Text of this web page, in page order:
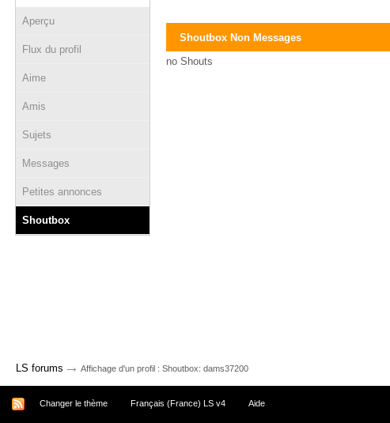
Aperçu
Flux du profil
Aime
Amis
Sujets
Messages
Petites annonces
Shoutbox
Shoutbox Non Messages
no Shouts
LS forums → Affichage d'un profil : Shoutbox: dams37200
Changer le thème Français (France) LS v4 Aide